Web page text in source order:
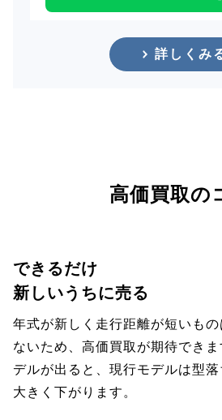
詳しくみ
高価買取の
できるだけ
新しいうちに売る
年式が新しく走行距離が短いも
ないため、高価買取が期待でき
デルが出ると、現行モデルは型
大きく下がります。